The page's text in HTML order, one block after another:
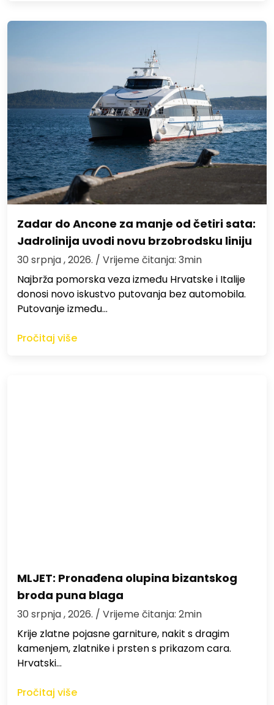
Zadar do Ancone za manje od četiri sata:
Jadrolinija uvodi novu brzobrodsku liniju
30 srpnja , 2026. / Vrijeme čitanja: 3min
Najbrža pomorska veza između Hrvatske i Italije
donosi novo iskustvo putovanja bez automobila.
Putovanje između…
Pročitaj više
MLJET: Pronađena olupina bizantskog
broda puna blaga
30 srpnja , 2026. / Vrijeme čitanja: 2min
Krije zlatne pojasne garniture, nakit s dragim
kamenjem, zlatnike i prsten s prikazom cara.
Hrvatski…
Pročitaj više